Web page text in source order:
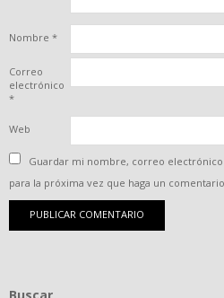
Nombre *
Correo
electrónico
*
Web
Guardar mi nombre, correo
para la próxima vez que haga un comentario.